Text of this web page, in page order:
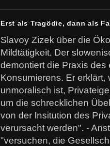
Erst als Tragödie, dann als
Slavoy Zizek über die
Mildtätigkeit. Der
demontiert die Praxis des
Konsumierens. Er erklärt,
unmoralisch ist,
um die schrecklichen
von der Insitution des
verursacht werden". -
"versuchen, die